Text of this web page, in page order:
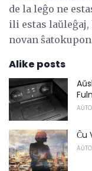
de la leĝo ne
ili estas
novan
Alike posts
Ĉu